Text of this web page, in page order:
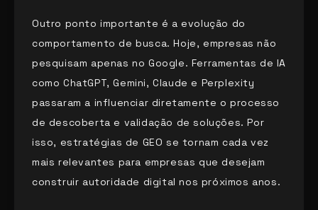
Outro ponto importante é a evolução do
comportamento de busca. Hoje, empresas não
pesquisam apenas no Google. Ferramentas de IA
como ChatGPT, Gemini, Claude e Perplexity
passaram a influenciar diretamente o processo
de descoberta e validação de soluções. Por
isso, estratégias de GEO se tornam cada vez
mais relevantes para empresas que desejam
construir autoridade digital nos próximos anos.